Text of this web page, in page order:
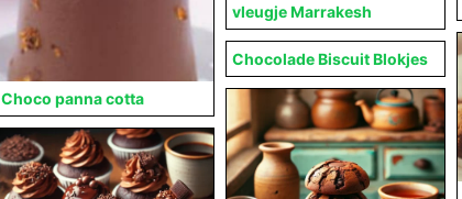
vleugje Marrakesh
Choco panna cotta
Chocolade Biscuit Blokjes